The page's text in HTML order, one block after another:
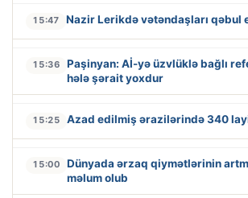
15:47 Nazir Lerikdə vətəndaşları qəbul
15:36
Paşinyan: Aİ-yə üzvlüklə bağlı
hələ şərait yoxdur
15:25 Azad edilmiş ərazilərində 340
15:00
Dünyada ərzaq qiymətlərinin
məlum olub